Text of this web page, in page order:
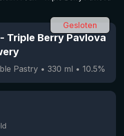
Gesloten
Triple Berry Pavlova
Pastry • 330 ml • 10.5%